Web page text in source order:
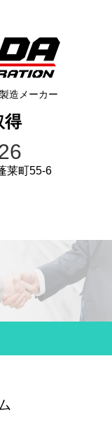
造メーカー
得
莱町55-6